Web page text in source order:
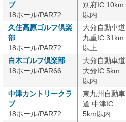
ブ
18ホール/PAR72
別府IC 10km
以内
久住高原ゴルフ倶楽
部
18ホール/PAR72
大分自動車道
九重IC 31km
以上
白木ゴルフ倶楽部
18ホール/PAR66
大分自動車道
大分IC 5km
以内
中津カントリークラ
ブ
18ホール/PAR72
東九州自動車
道 中津IC
5km以内